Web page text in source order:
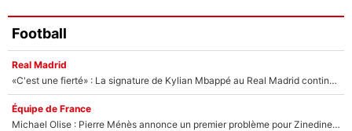
Football
Real Madrid
«C'est une fierté» : La signature de Kylian Mbappé au Real Madrid continue de régaler l'Espagne
Équipe de France
Michael Olise : Pierre Ménès annonce un premier problème pour Zinedine Zidane en équipe de France